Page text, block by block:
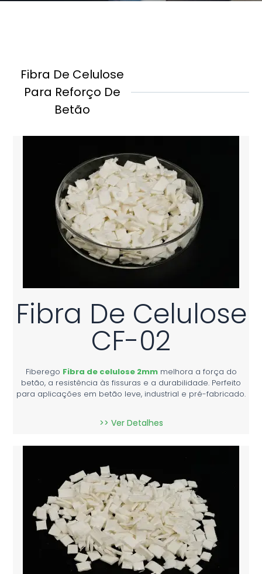
Celulose
As fibras de celulose da Fiberego melhoram a
durabilidade do betão e a resistência às fissuras.
Fibra De Celulose
Para Reforço De
Betão
Fibra De Celulose
CF-02
Fiberego Fibra de celulose 2mmmelhora a força do
betão, a resistência às fissuras e a durabilidade. Perfeito
para aplicações em betão leve, industrial e pré-fabricado.
>> Ver Detalhes